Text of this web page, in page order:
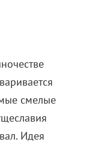
смелые
Идея